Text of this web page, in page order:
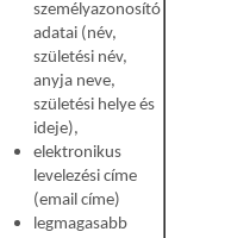
személyazonosító
adatai (név,
születési név,
anyja neve,
születési helye és
ideje),
elektronikus
levelezési címe
(email címe)
legmagasabb